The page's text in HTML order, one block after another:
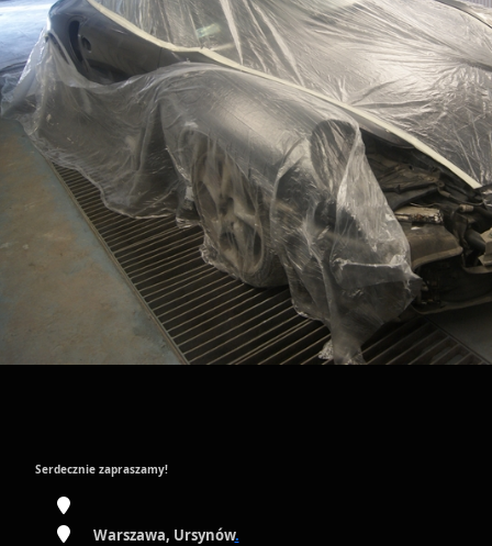
Serdecznie zapraszamy!
Warszawa, Ursynów.